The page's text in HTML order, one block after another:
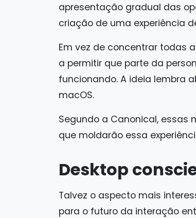
apresentação gradual das
criação de uma experiência
Em vez de concentrar todas
a permitir que parte da
funcionando. A ideia lembra
macOS.
Segundo a Canonical, essas
que moldarão essa
Desktop
Talvez o aspecto mais
para o futuro da interação